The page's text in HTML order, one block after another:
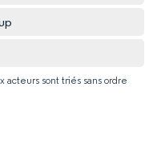
acteurs sont triés sans ordre